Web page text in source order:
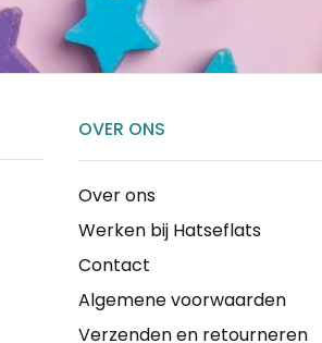
OVER ONS
Over ons
Werken bij Hatseflats
Contact
Algemene voorwaarden
Verzenden en retourneren